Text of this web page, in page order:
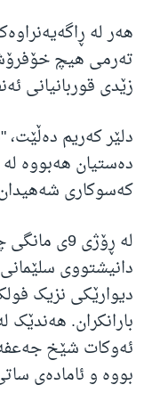
هەر لە
تەرمی هیچ
زێدی قوربانیانی
دلێر کەریم
دەستیان هەبووە
کەسوکاری
دانیشتووی
دیوارێکی نزیک
بارانکران. هەندێک
ئەوکات شێخ
بووە و ئامادەی